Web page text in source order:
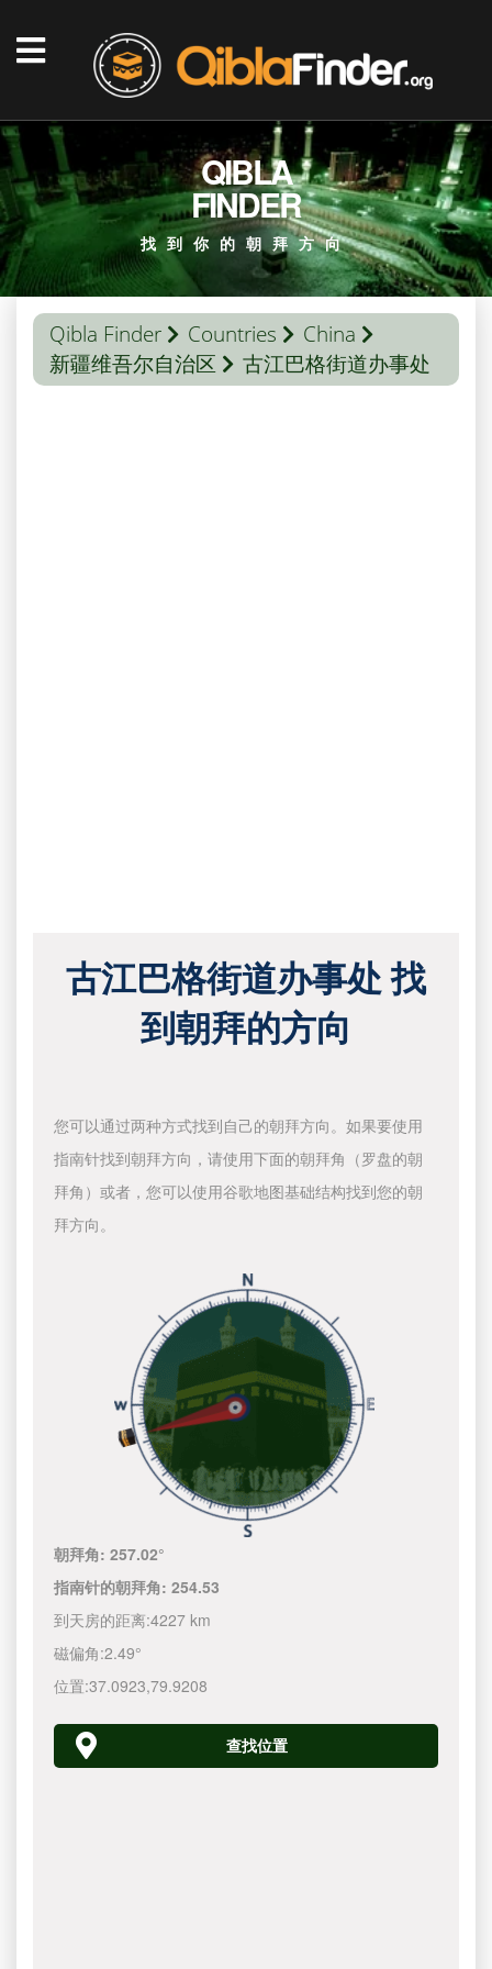
QIBLA
FINDER
找到你的朝拜方向
Qibla Finder Countries
China
新疆维吾尔自治区
古江巴格街道办事处
古江巴格街道办事处 找
到朝拜的方向
您可以通过两种方式找到自己的朝拜方向。如果要使用
指南针找到朝拜方向，请使用下面的朝拜角（罗盘的朝
拜角）或者，您可以使用谷歌地图基础结构找到您的朝
拜方向。
朝拜角:257.02°
指南针的朝拜角:254.53
到天房的距离:4227 km
磁偏角:2.49°
位置:37.0923,79.9208
查找位置